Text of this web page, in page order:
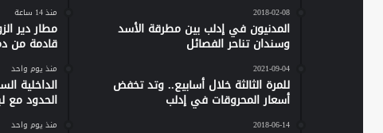
2018-02-08
المدنيون في إدلب بين مطرقة الأسد
وسندان تناحر الفصائل
2021-09-04
للمرة الثالثة خلال أسابيع.. وتد تخفض
أسعار المحروقات في إدلب
2018-06-14
منذ 14 ساعة
مطار دير
قادمة من
منذ يوم واحد
الداخلية
الحدود مع
منذ يوم واحد